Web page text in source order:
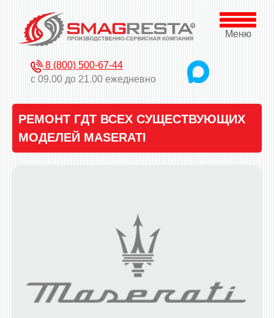
Меню
8 (800) 500-67-44
с 09.00 до 21.00 ежедневно
РЕМОНТ ГДТ ВСЕХ СУЩЕСТВУЮЩИХ
МОДЕЛЕЙ MASERATI